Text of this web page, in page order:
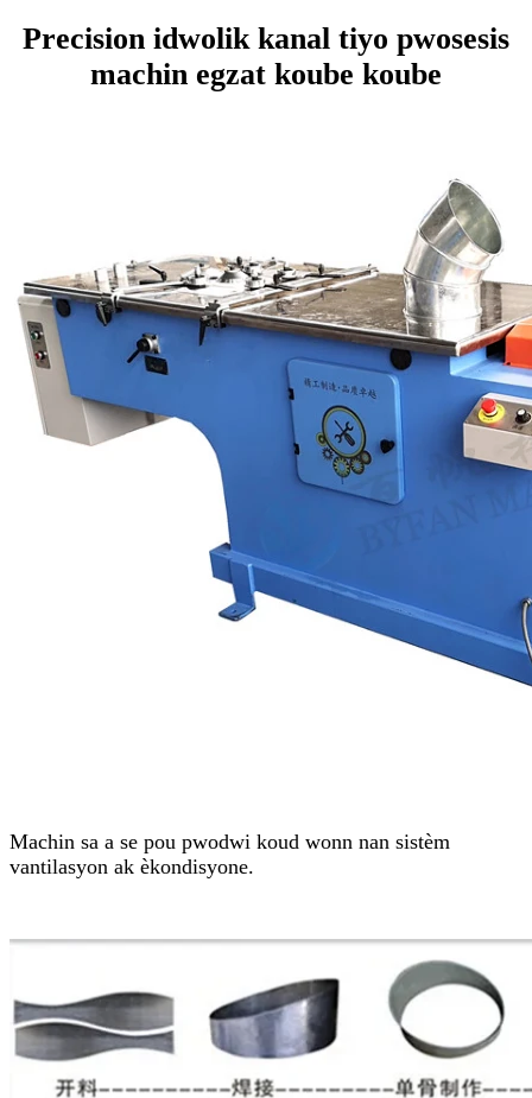
Precision idwolik kanal tiyo pwosesis
machin egzat koube koube
Machin sa a se pou pwodwi koud wonn nan sistèm
vantilasyon ak èkondisyone.